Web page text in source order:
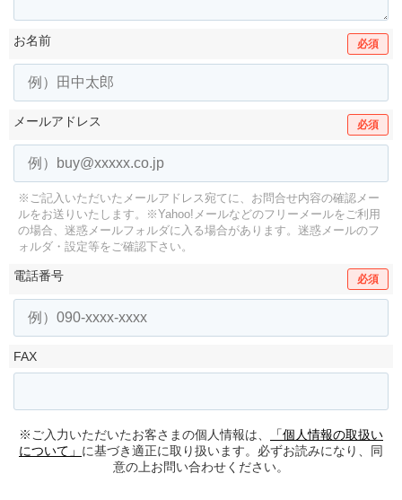
お名前 必須
メールアドレス 必須
※ご記入いただいたメールアドレス宛てに、お問合せ内容の確認メー
ルをお送りいたします。
※Yahoo!メールなどのフリーメールをご利用
の場合、迷惑メールフォルダに入る場合があります。 迷惑メールのフ
ォルダ・設定等をご確認下さい。
電話番号 必須
FAX
※ご入力いただいたお客さまの個人情報は、
「個人情報の取扱い
について」 に基づき適正に取り扱います。必ずお読みになり、同
意の上お問い合わせください。